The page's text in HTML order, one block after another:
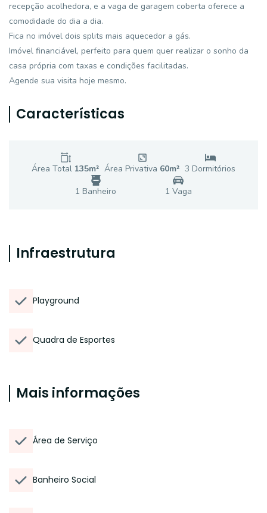
recepção acolhedora, e a vaga de garagem coberta oferece a
comodidade do dia a dia.
Fica no imóvel dois splits mais aquecedor a gás.
Imóvel financiável, perfeito para quem quer realizar o sonho da
casa própria com taxas e condições facilitadas.
Agende sua visita hoje mesmo.
Características
Área Total 135m² Área Privativa 60m² 3 Dormitórios
1 Banheiro 1 Vaga
Infraestrutura
Playground
Quadra de Esportes
Mais informações
Área de Serviço
Banheiro Social